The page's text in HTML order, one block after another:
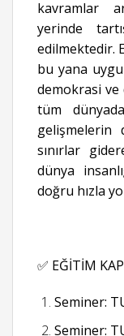
kavramlar
yerinde
edilmektedir.
bu yana
demokrasi
tüm
gelişmelerin
sınırlar
dünya
doğru hızla
✅ EĞİTİM
Seminer:
Seminer: